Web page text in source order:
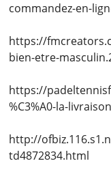
commandez-en-
https://
bien-etre-
https://
%C3%A0-la-
http://
td4872834.html